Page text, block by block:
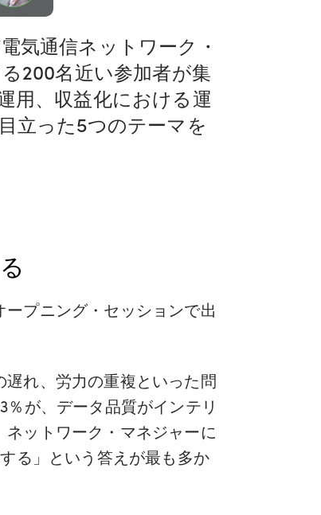
気通信ネットワーク・
200名近い参加者が集
用、収益化における運
立った5つのテーマを
プニング・セッションで出
れ、労力の重複といった問
が、データ品質がインテリ
ットワーク・マネジャーに
る」という答えが最も多か